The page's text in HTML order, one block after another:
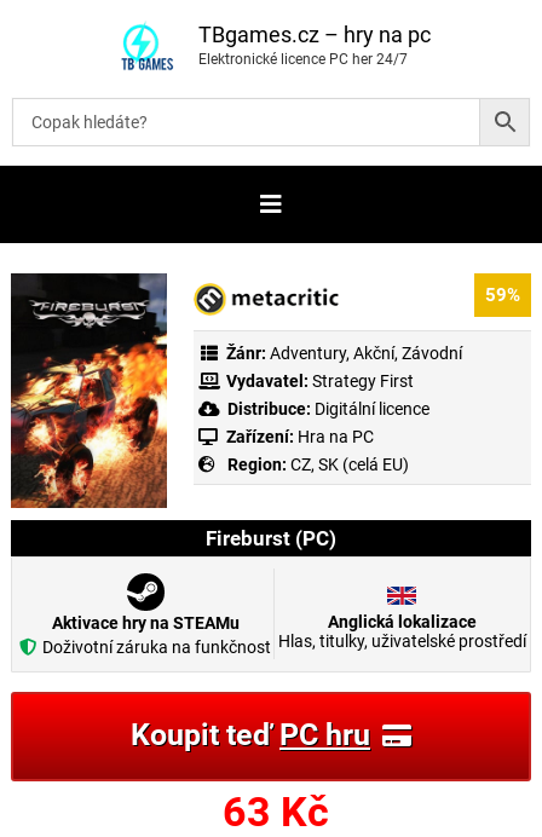
t
b
TBgames.cz – hry na pc
Elektronické licence PC her 24/7
59%
Žánr: Adventury, Akční, Závodní
Vydavatel: Strategy First
Distribuce: Digitální licence
Zařízení: Hra na PC
Region: CZ, SK (celá EU)
Fireburst (PC)
Aktivace hry na STEAMu
Doživotní záruka na funkčnost
Anglická lokalizace
Hlas, titulky, uživatelské prostředí
Koupit teďPC hru
63 Kč